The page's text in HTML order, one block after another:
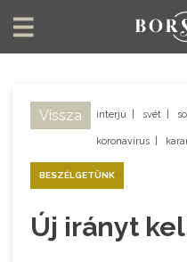
Vissza interjú svét
koronavírus
BESZÉLGETÜNK
Új irányt